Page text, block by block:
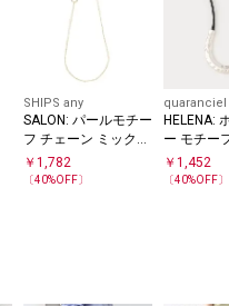
SHIPS any
SALON: パールモチー
フ チェーン ミックス
マンテル ネックレス
￥ 1,782
〔40%OFF〕
quaranciel
HELENA:
ー モチー
ネックレ
￥1,452
〔40%OFF〕